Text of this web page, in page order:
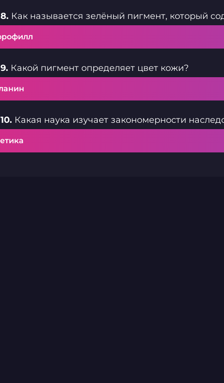
Как называется зелёный пигмент, который
Какой пигмент определяет цвет кожи?
Какая наука изучает закономерности